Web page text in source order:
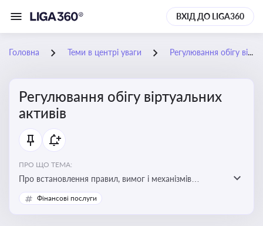
ВХІД ДО LIGA360
Головна Теми в центрі уваги Регулювання обігу віртуальних активів
Регулювання обігу віртуальних
активів
ПРО ЩО ТЕМА:
Про встановлення правил, вимог і механізмів
контролю за використанням, обігом та
оподаткуванням віртуальних активів, таких як
Фінансові послуги